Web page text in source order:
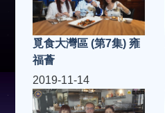
覓食大灣區 (第7集) 雍
福薈
2019-11-14